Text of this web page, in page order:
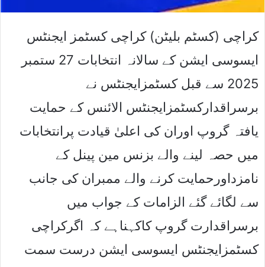
کراچی (کسٹم بلیٹن) کراچی کسٹمز ایجنٹس
ایسوسی ایشن کے سالانہ انتخابات 27 ستمبر
2025 سے قبل کسٹمزایجنٹس نے
برسراقدارکسٹمزایجنٹس الائنس کے حمایت
یافتہ گروپ اوران کی اعلیٰ قیادت پرانتخابات
میں حصہ لینے والے بزنس مین پینل کے
نامزداورحمایت کرنے والے ممبران کی جانب
سے لگائے گئے الزامات کے جواب میں
برسراقدارت گروپ کاکہناہے کہ اگرکراچی
کسٹمزایجنٹس ایسوسی ایشن درست سمت